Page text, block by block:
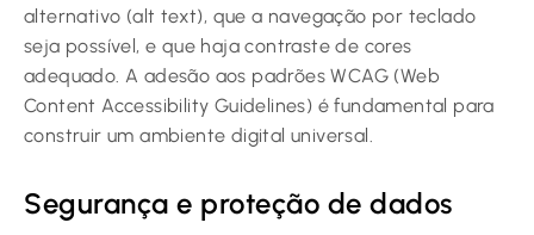
alternativo (alt text), que a navegação por teclado
seja possível, e que haja contraste de cores
adequado. A adesão aos padrões WCAG (Web
Content Accessibility Guidelines) é fundamental para
construir um ambiente digital universal.
Segurança e proteção de dados